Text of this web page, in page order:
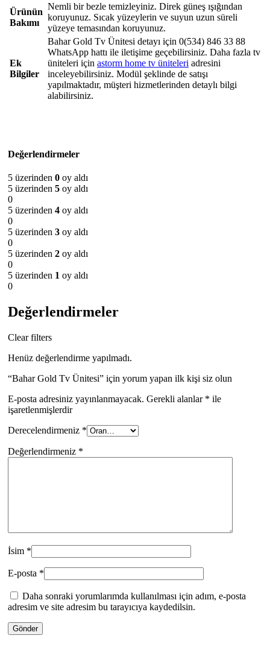
Ürünün
Bakımı
Nemli bir bezle temizleyiniz. Direk güneş ışığından
koruyunuz. Sıcak yüzeylerin ve suyun uzun süreli
yüzeye temasından koruyunuz.
Ek
Bilgiler
Bahar Gold Tv Ünitesi detayı için 0(534) 846 33 88
WhatsApp hattı ile iletişime geçebilirsiniz. Daha fazla tv
üniteleri için astorm home tv üniteleri adresini
inceleyebilirsiniz. Modül şeklinde de satışı
yapılmaktadır, müşteri hizmetlerinden detaylı bilgi
alabilirsiniz.
Değerlendirmeler
5 üzerinden 0 oy aldı
5 üzerinden 5 oy aldı
0
5 üzerinden 4 oy aldı
0
5 üzerinden 3 oy aldı
0
5 üzerinden 2 oy aldı
0
5 üzerinden 1 oy aldı
0
Değerlendirmeler
Clear filters
Henüz değerlendirme yapılmadı.
“Bahar Gold Tv Ünitesi” için yorum yapan ilk kişi siz olun
E-posta adresiniz yayınlanmayacak. Gerekli alanlar * ile
işaretlenmişlerdir
Derecelendirmeniz *
Değerlendirmeniz *
İsim *
E-posta *
Daha sonraki yorumlarımda kullanılması için adım, e-posta
adresim ve site adresim bu tarayıcıya kaydedilsin.